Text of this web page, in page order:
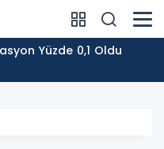
Yüzde 0,1 Oldu